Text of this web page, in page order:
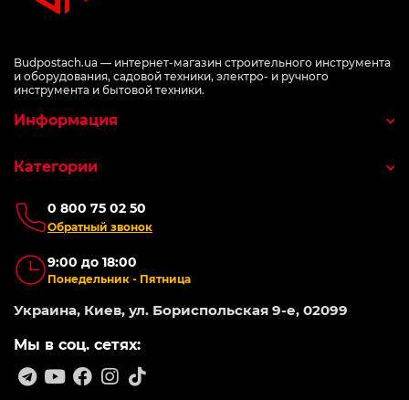
Budpostach.ua — интернет-магазин строительного инструмента
и оборудования, садовой техники, электро- и ручного
инструмента и бытовой техники.
0 800 75 02 50
Обратный звонок
9:00 до 18:00
Понедельник - Пятница
Украина, Киев, ул. Бориспольская 9-е, 02099
Мы в соц. сетях:
Информация
Категории